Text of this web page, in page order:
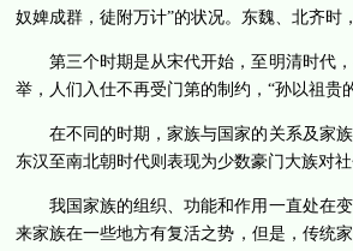
奴婢成群，徒附万计”的状况。东魏、北齐时
第三个时期是从宋代开始，至明清时代
举，人们入仕不再受门第的制约，“孙以祖贵
在不同的时期，家族与国家的关系及家
东汉至南北朝时代则表现为少数豪门大族对
我国家族的组织、功能和作用一直处在
来家族在一些地方有复活之势，但是，传统